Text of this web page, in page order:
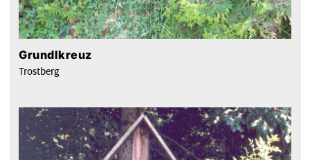
Grundlkreuz
Trostberg